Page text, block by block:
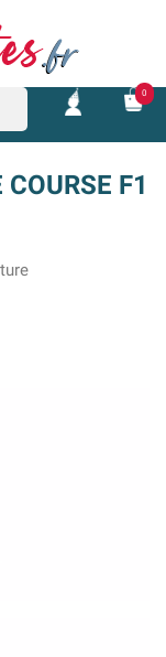
0
F1